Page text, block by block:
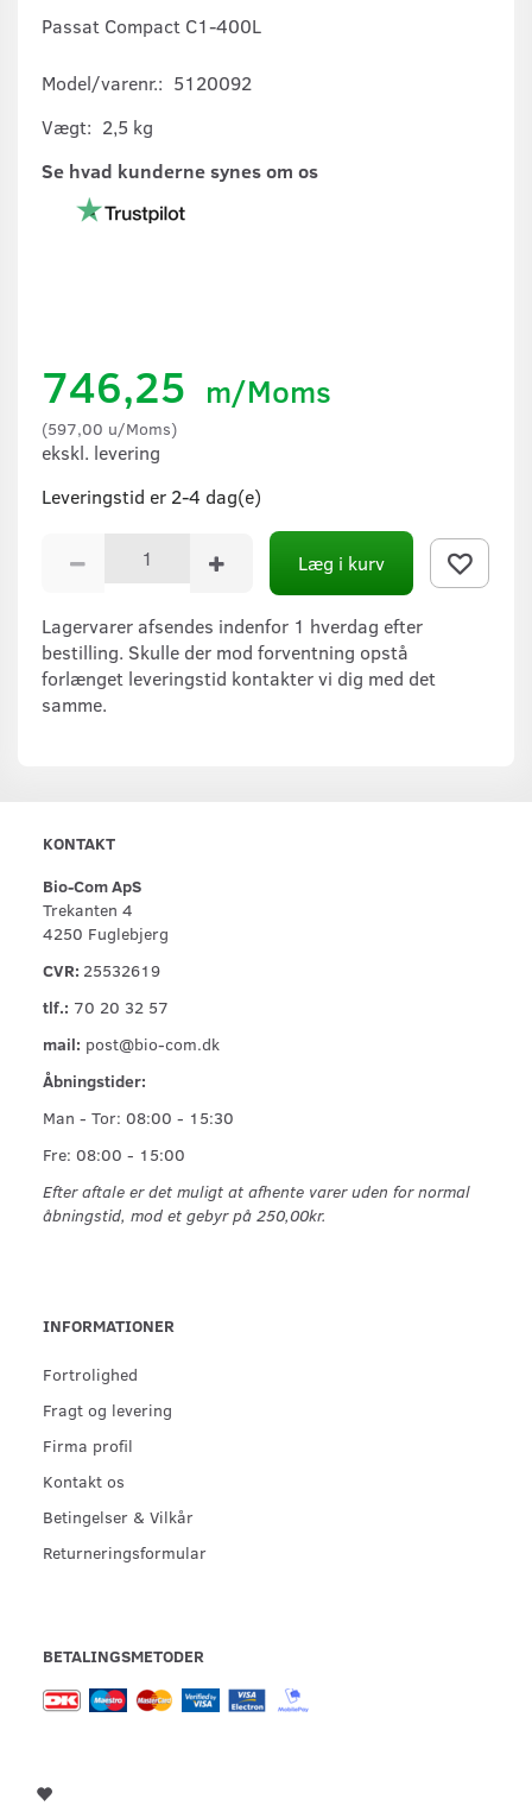
Passat Compact C1-400L
Model/varenr.: 5120092
Vægt: 2,5 kg
Se hvad kunderne synes om os
746,25 m/Moms
(597,00 u/Moms)
ekskl. levering
Leveringstid er 2-4 dag(e)
Læg i kurv
Lagervarer afsendes indenfor 1 hverdag efter
bestilling. Skulle der mod forventning opstå
forlænget leveringstid kontakter vi dig med det
samme.
KONTAKT
Bio-Com ApS
Trekanten 4
4250 Fuglebjerg
CVR: 25532619
tlf.: 70 20 32 57
mail: post@bio-com.dk
Åbningstider:
Man - Tor: 08:00 - 15:30
Fre: 08:00 - 15:00
Efter aftale er det muligt at afhente varer uden for normal
åbningstid, mod et gebyr på 250,00kr.
INFORMATIONER
Fortrolighed
Fragt og levering
Firma profil
Kontakt os
Betingelser & Vilkår
Returneringsformular
BETALINGSMETODER